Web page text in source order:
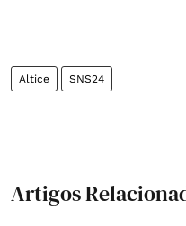
Altice SNS24
Artigos